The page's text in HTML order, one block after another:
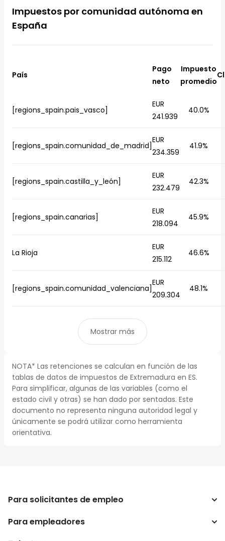
Impuestos por comunidad autónoma en
España
País
Pago
neto
Impuesto
promedio
[regions_spain.pais_vasco]
EUR
241.939
40.0%
[regions_spain.comunidad_de_madrid]
EUR
234.359
41.9%
[regions_spain.castilla_y_león]
EUR
232.479
42.3%
[regions_spain.canarias]
EUR
218.094
45.9%
La Rioja
EUR
215.112
46.6%
[regions_spain.comunidad_valenciana]
EUR
209.304
48.1%
Mostrar más
NOTA* Las retenciones se calculan en función de las
tablas de datos de impuestos de Extremadura en ES.
Para simplificar, algunas de las variables (como el
estado civil y otras) se han dado por sentadas. Este
documento no representa ninguna autoridad legal y
únicamente se podrá utilizar como herramienta
orientativa.
Para solicitantes de empleo
Buscador de trabajo
Para empleadores